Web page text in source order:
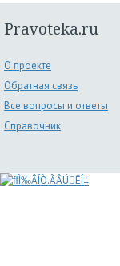
Pravoteka.ru
О проекте
Обратная связь
Все вопросы и ответы
Справочник